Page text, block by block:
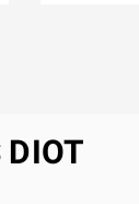
DIOT